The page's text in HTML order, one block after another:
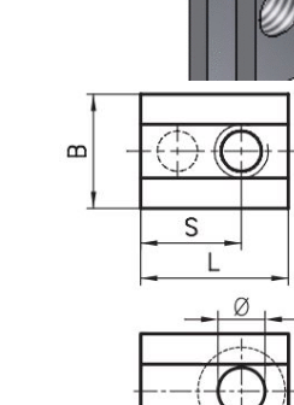
Éléments dynamique
Elément d’angle
Colonne Elevatrice
Système de transrouler